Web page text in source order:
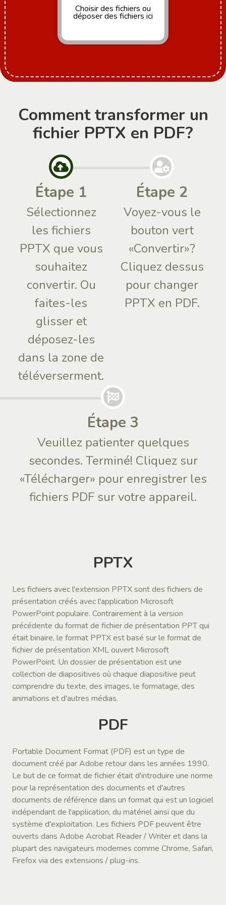
Choisir des fichiers ou
déposer des fichiers ici
Comment transformer un
fichier PPTX en PDF?
Étape 1
Sélectionnez
les fichiers
PPTX que vous
souhaitez
convertir. Ou
faites-les
glisser et
déposez-les
dans la zone de
téléverserment.
Étape 2
Voyez-vous le
bouton vert
«Convertir»?
Cliquez dessus
pour changer
PPTX en PDF.
Étape 3
Veuillez patienter quelques
secondes. Terminé! Cliquez sur
«Télécharger» pour enregistrer les
fichiers PDF sur votre appareil.
PPTX
Les fichiers avec l'extension PPTX sont des fichiers de
présentation créés avec l'application Microsoft
PowerPoint populaire. Contrairement à la version
précédente du format de fichier de présentation PPT qui
était binaire, le format PPTX est basé sur le format de
fichier de présentation XML ouvert Microsoft
PowerPoint. Un dossier de présentation est une
collection de diapositives où chaque diapositive peut
comprendre du texte, des images, le formatage, des
animations et d'autres médias.
PDF
Portable Document Format (PDF) est un type de
document créé par Adobe retour dans les années 1990.
Le but de ce format de fichier était d'introduire une norme
pour la représentation des documents et d'autres
documents de référence dans un format qui est un logiciel
indépendant de l'application, du matériel ainsi que du
système d'exploitation. Les fichiers PDF peuvent être
ouverts dans Adobe Acrobat Reader / Writer et dans la
plupart des navigateurs modernes comme Chrome, Safari,
Firefox via des extensions / plug-ins.